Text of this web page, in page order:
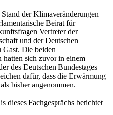
der Klimaveränderungen
Beirat für
Vertreter der
und der Deutschen
Gast. Die beiden
hatten sich zuvor in einem
des Deutschen Bundestages
dafür, dass die Erwärmung
bisher angenommen.
dieses Fachgesprächs berichtet